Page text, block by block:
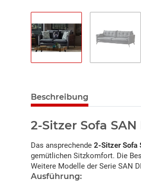
Beschreibung
2-Sitzer Sofa SAN
Das ansprechende 2-Sitzer Sofa
gemütlichen Sitzkomfort. Die
Weitere Modelle der Serie SAN
Ausführung: